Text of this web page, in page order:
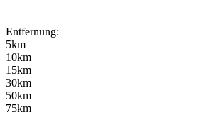
Entfernung:
5km
10km
15km
30km
50km
75km